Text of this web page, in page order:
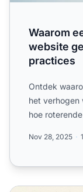
Waarom
website
practices
Ontdek
het verhogen
hoe
Nov 28, 2025